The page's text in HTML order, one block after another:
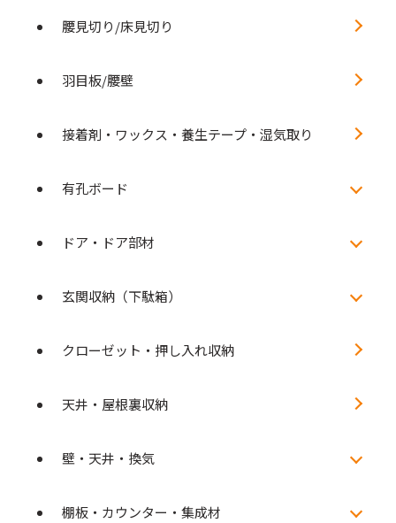
腰見切り/床見切り
羽目板/腰壁
接着剤・ワックス・養生テープ・湿気取り
有孔ボード
ドア・ドア部材
玄関収納（下駄箱）
クローゼット・押し入れ収納
天井・屋根裏収納
壁・天井・換気
棚板・カウンター・集成材